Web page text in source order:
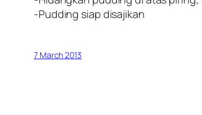
-Pudding siap disajikan
7 March 2013